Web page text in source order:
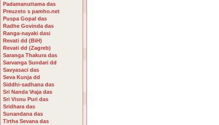
Padamanuttama das
Preuzeto s pamho.net
Puspa Gopal das
Radhe Govinda das
Ranga-nayaki dasi
Revati dd (BiH)
Revati dd (Zagreb)
Saranga Thakura das
Sarvanga Sundari dd
Savyasaci das
Seva Kunja dd
Siddhi-sadhana das
Sri Nanda Vraja das
Sri Visnu Puri das
Sridhara das
Sunandana das
Tirtha Sevana das